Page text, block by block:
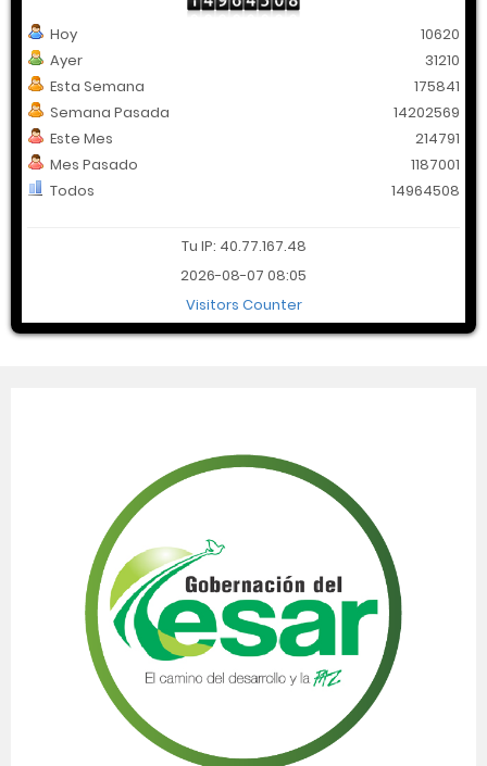
Hoy
Ayer
Esta Semana
Semana Pasada
Este Mes
Mes Pasado
Todos
10620
31210
175841
14202569
214791
1187001
14964508
Tu IP: 40.77.167.48
2026-08-07 08:05
Visitors Counter